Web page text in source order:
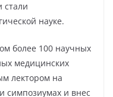
стали
науке.
более 100 научных
медицинских
лектором на
симпозиумах и внес